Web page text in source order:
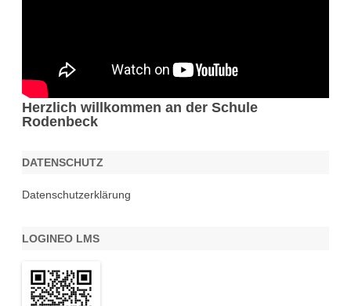
Herzlich willkommen an der Schule
Rodenbeck
DATENSCHUTZ
Datenschutzerklärung
LOGINEO LMS